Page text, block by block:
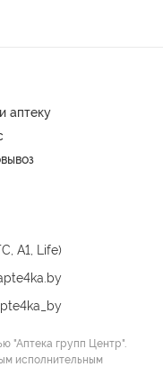
аптеку
A1, Life)
"Аптека групп Центр".
исполнительным